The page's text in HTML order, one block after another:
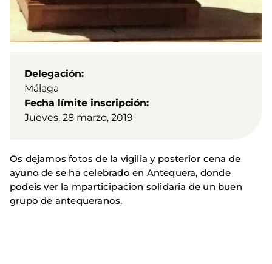
Delegación
Málaga
Fecha límite inscripción
Jueves, 28 marzo, 2019
Os dejamos fotos de la vigilia y posterior cena de
ayuno de se ha celebrado en Antequera, donde
podeis ver la mparticipacion solidaria de un buen
grupo de antequeranos.